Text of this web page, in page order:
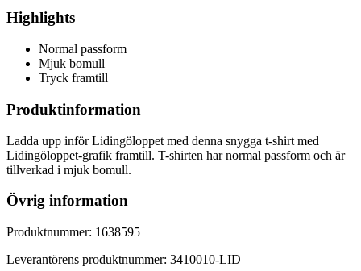
Highlights
Normal passform
Mjuk bomull
Tryck framtill
Produktinformation
Ladda upp inför Lidingöloppet med denna snygga t-shirt med
Lidingöloppet-grafik framtill. T-shirten har normal passform och är
tillverkad i mjuk bomull.
Övrig information
Produktnummer: 1638595
Leverantörens produktnummer: 3410010-LID